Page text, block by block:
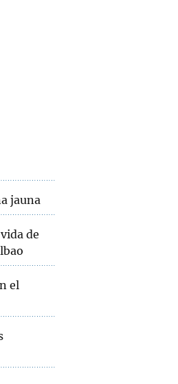
jauna
de
el